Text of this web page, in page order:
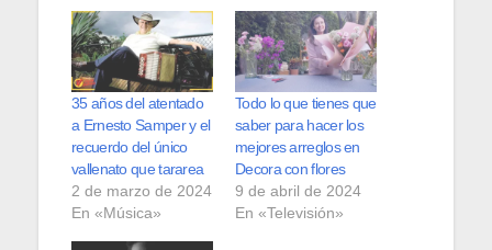
35 años del atentado
a Ernesto Samper y el
recuerdo del único
vallenato que tararea
2 de marzo de 2024
En «Música»
Todo lo que tienes que
saber para hacer los
mejores arreglos en
Decora con flores
9 de abril de 2024
En «Televisión»